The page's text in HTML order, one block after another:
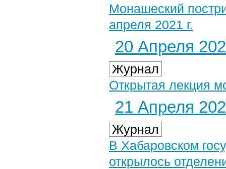
Монашеский
апреля 2021 г.
20 Апреля
Журнал
Открытая лекция
21 Апреля
Журнал
В Хабаровском
открылось